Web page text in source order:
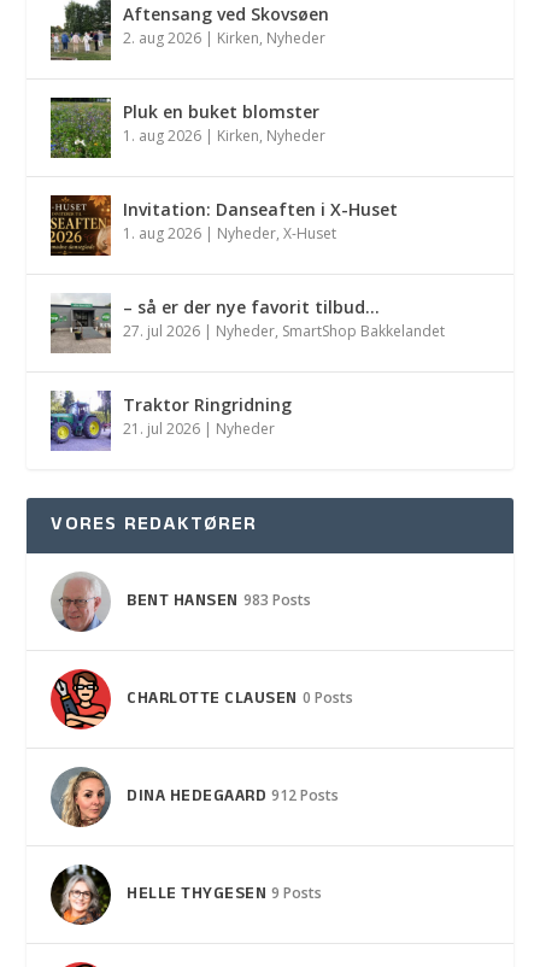
Aftensang ved Skovsøen
2. aug 2026 | Kirken, Nyheder
Pluk en buket blomster
1. aug 2026 | Kirken, Nyheder
Invitation: Danseaften i X-Huset
1. aug 2026 | Nyheder,X-Huset
– så er der nye favorit tilbud…
27. jul 2026 | Nyheder, SmartShop Bakkelandet
Traktor Ringridning
21. jul 2026 | Nyheder
VORES REDAKTØRER
BENT HANSEN 983 Posts
CHARLOTTE CLAUSEN 0 Posts
DINA HEDEGAARD 912 Posts
HELLE THYGESEN 9 Posts